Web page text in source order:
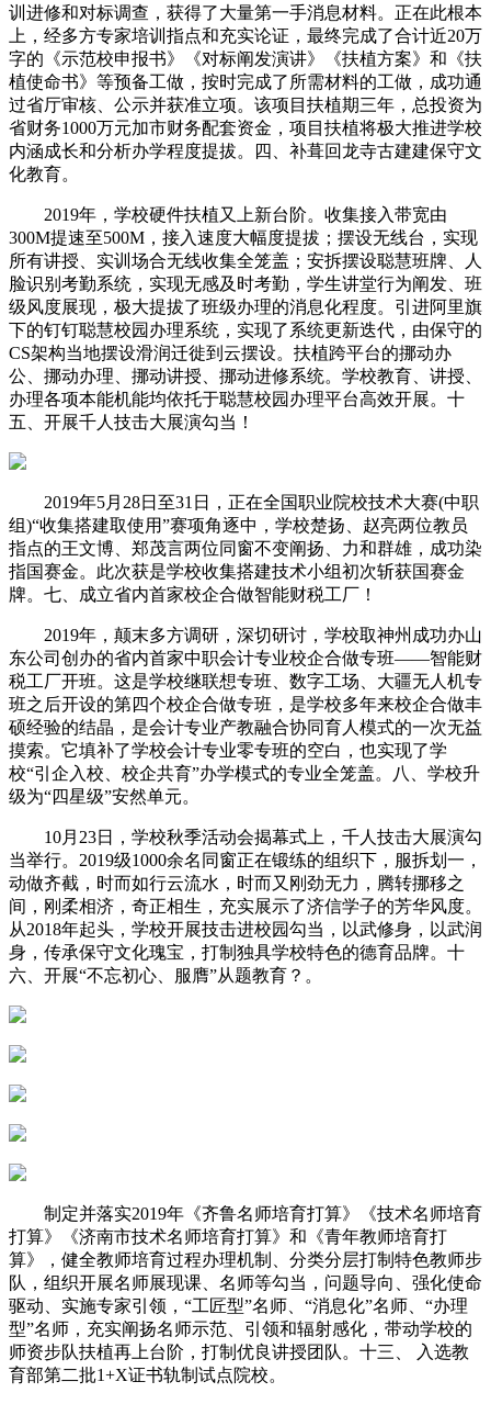
训进修和对标调查，获得了大量第一手消息材料。正在此根本
上，经多方专家培训指点和充实论证，最终完成了合计近20万
字的《示范校申报书》《对标阐发演讲》《扶植方案》和《扶
植使命书》等预备工做，按时完成了所需材料的工做，成功通
过省厅审核、公示并获准立项。该项目扶植期三年，总投资为
省财务1000万元加市财务配套资金，项目扶植将极大推进学校
内涵成长和分析办学程度提拔。四、补葺回龙寺古建建保守文
化教育。
2019年，学校硬件扶植又上新台阶。收集接入带宽由
300M提速至500M，接入速度大幅度提拔；摆设无线台，实现
所有讲授、实训场合无线收集全笼盖；安拆摆设聪慧班牌、人
脸识别考勤系统，实现无感及时考勤，学生讲堂行为阐发、班
级风度展现，极大提拔了班级办理的消息化程度。引进阿里旗
下的钉钉聪慧校园办理系统，实现了系统更新迭代，由保守的
CS架构当地摆设滑润迁徙到云摆设。扶植跨平台的挪动办
公、挪动办理、挪动讲授、挪动进修系统。学校教育、讲授、
办理各项本能机能均依托于聪慧校园办理平台高效开展。十
五、开展千人技击大展演勾当！
2019年5月28日至31日，正在全国职业院校技术大赛(中职
组)“收集搭建取使用”赛项角逐中，学校楚扬、赵亮两位教员
指点的王文博、郑茂言两位同窗不变阐扬、力和群雄，成功染
指国赛金。此次获是学校收集搭建技术小组初次斩获国赛金
牌。七、成立省内首家校企合做智能财税工厂！
2019年，颠末多方调研，深切研讨，学校取神州成功办山
东公司创办的省内首家中职会计专业校企合做专班——智能财
税工厂开班。这是学校继联想专班、数字工场、大疆无人机专
班之后开设的第四个校企合做专班，是学校多年来校企合做丰
硕经验的结晶，是会计专业产教融合协同育人模式的一次无益
摸索。它填补了学校会计专业零专班的空白，也实现了学
校“引企入校、校企共育”办学模式的专业全笼盖。八、学校升
级为“四星级”安然单元。
10月23日，学校秋季活动会揭幕式上，千人技击大展演勾
当举行。2019级1000余名同窗正在锻练的组织下，服拆划一，
动做齐截，时而如行云流水，时而又刚劲无力，腾转挪移之
间，刚柔相济，奇正相生，充实展示了济信学子的芳华风度。
从2018年起头，学校开展技击进校园勾当，以武修身，以武润
身，传承保守文化瑰宝，打制独具学校特色的德育品牌。十
六、开展“不忘初心、服膺”从题教育？。
制定并落实2019年《齐鲁名师培育打算》《技术名师培育
打算》《济南市技术名师培育打算》和《青年教师培育打
算》，健全教师培育过程办理机制、分类分层打制特色教师步
队，组织开展名师展现课、名师等勾当，问题导向、强化使命
驱动、实施专家引领，“工匠型”名师、“消息化”名师、“办理
型”名师，充实阐扬名师示范、引领和辐射感化，带动学校的
师资步队扶植再上台阶，打制优良讲授团队。十三、 入选教
育部第二批1+X证书轨制试点院校。